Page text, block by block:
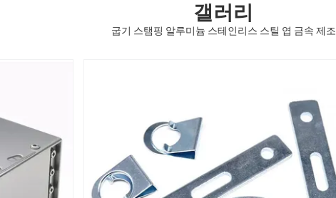
갤러리
굽기 스탬핑 알루미늄 스테인리스 스틸 엽 금속 제조